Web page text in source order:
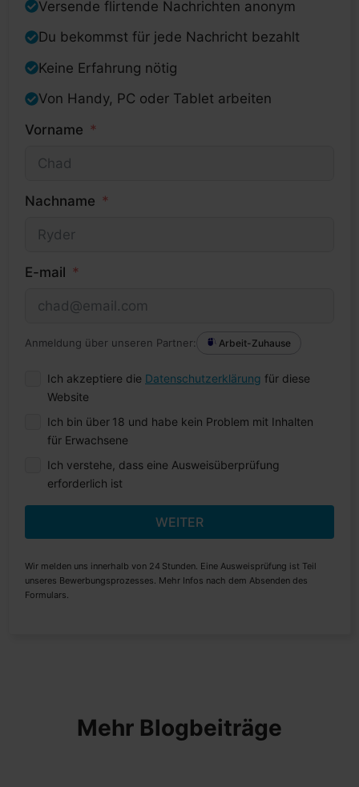
Versende flirtende Nachrichten anonym
Du bekommst für jede Nachricht bezahlt
Keine Erfahrung nötig
Von Handy, PC oder Tablet arbeiten
Vorname
Nachname
E-mail
Anmeldung über unseren Partner: Arbeit-Zuhause
Ich akzeptiere die Datenschutzerklärung für diese
Website
Ich bin über 18 und habe kein Problem mit Inhalten
für Erwachsene
Ich verstehe, dass eine Ausweisüberprüfung
erforderlich ist
WEITER
Wir melden uns innerhalb von 24 Stunden. Eine Ausweisprüfung ist Teil
unseres Bewerbungsprozesses. Mehr Infos nach dem Absenden des
Formulars.
Mehr Blogbeiträge